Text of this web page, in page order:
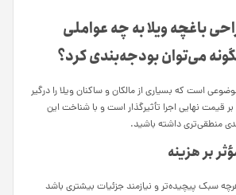
باغچه ویلا به چه عواملی
می‌توان بودجه‌بندی کرد؟
است که بسیاری از مالکان و ساکنان ویلا را درگیر
قیمت نهایی اجرا تأثیرگذار است و با شناخت این
منطقی‌تری داشته باشید.
بر هزینه
سبک پیچیده‌تر و نیازمند جزئیات بیشتری باشد